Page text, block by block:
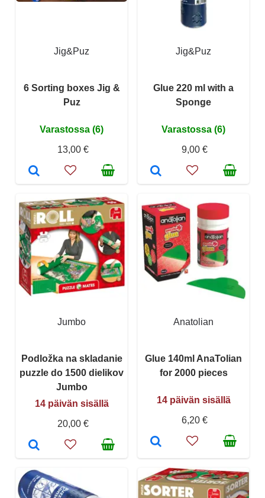
Jig&Puz
6 Sorting boxes Jig &
Puz
Varastossa (6)
13,00 €
Jig&Puz
Glue 220 ml with a
Sponge
Varastossa (6)
9,00 €
Jumbo
Podložka na skladanie
puzzle do 1500 dielikov
Jumbo
14 päivän sisällä
20,00 €
Anatolian
Glue 140ml AnaTolian
for 2000 pieces
14 päivän sisällä
6,20 €